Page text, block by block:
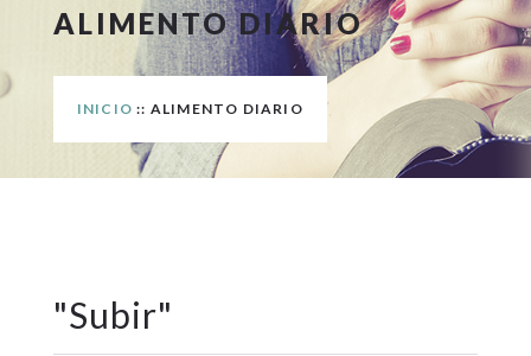
ALIMENTO DIARIO
INICIO :: ALIMENTO DIARIO
"Subir"